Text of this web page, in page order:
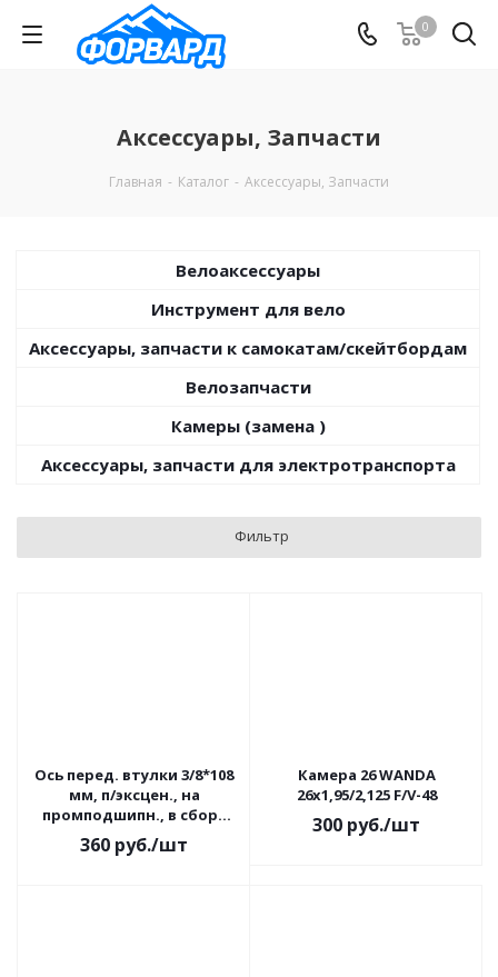
0
Аксессуары, Запчасти
Главная - Каталог - Аксессуары, Запчасти
Велоаксессуары
Инструмент для вело
Аксессуары, запчасти к самокатам/скейтбордам
Велозапчасти
Камеры (замена )
Аксессуары, запчасти для электротранспорта
Фильтр
Ось перед. втулки 3/8*108
мм, п/эксцен., на
промподшипн., в сборе
WZ-AX07FB
360 руб./шт
Камера 26 WANDA
26х1,95/2,125 F/V-48
300 руб./шт